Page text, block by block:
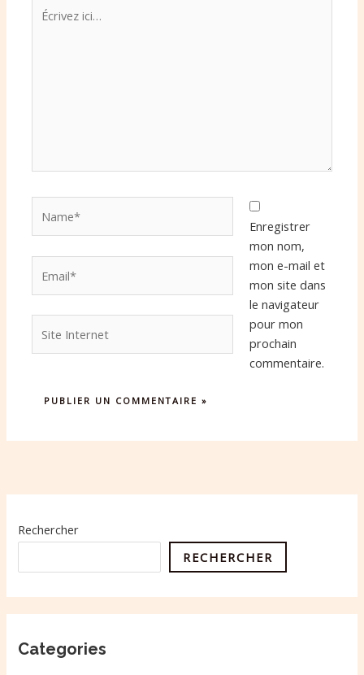
ici…
Internet
Enregistrer
mon nom,
mon e-mail et
mon site dans
le navigateur
pour mon
prochain
commentaire.
Rechercher
RECHERCHER
Categories